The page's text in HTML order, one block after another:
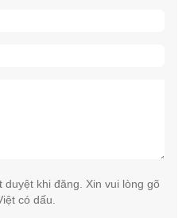
khi đăng. Xin vui lòng gõ
có dấu.